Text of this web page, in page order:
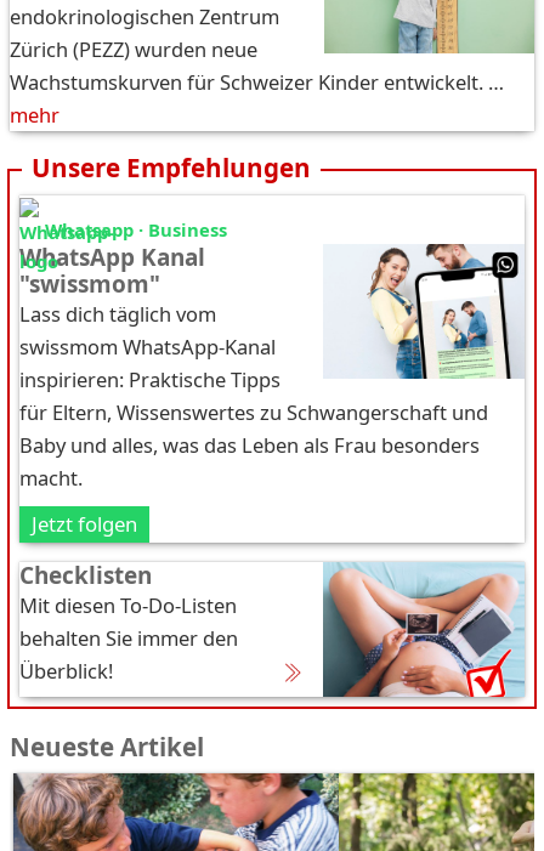
endokrinologischen Zentrum
Zürich (PEZZ) wurden neue
Wachstumskurven für Schweizer Kinder entwickelt. …
mehr
Unsere Empfehlungen
Whatsapp · Business
WhatsApp Kanal
"swissmom"
Lass dich täglich vom
swissmom WhatsApp-Kanal
inspirieren: Praktische Tipps
für Eltern, Wissenswertes zu Schwangerschaft und
Baby und alles, was das Leben als Frau besonders
macht.
Jetzt folgen
Checklisten
Mit diesen To-Do-Listen
behalten Sie immer den
Überblick!
Neueste Artikel